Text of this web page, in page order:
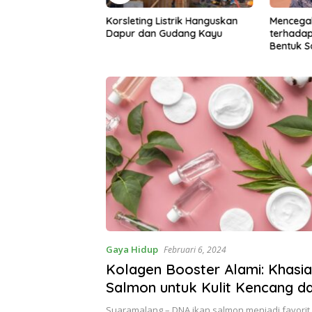
Mencegah Kekerasan Seksual
terhadap Anak, Pemkab
Proyek
Abaikan
Gaya Hidup Februari 6, 2024
Kolagen Booster Alami:
Salmon untuk Kulit Kencang